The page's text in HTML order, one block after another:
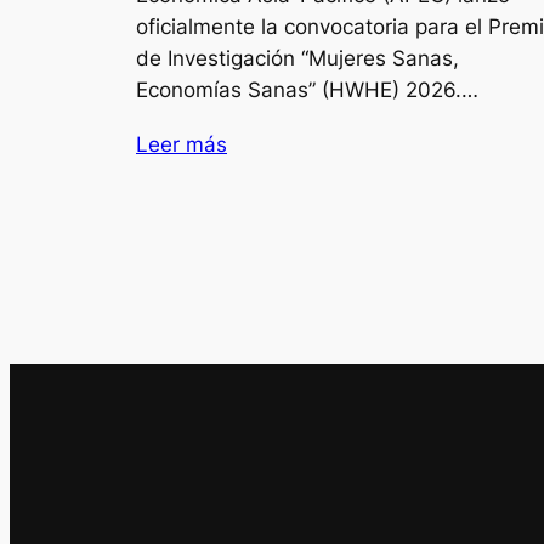
oficialmente la convocatoria para el
de Investigación “Mujeres Sanas,
Economías Sanas” (HWHE) 2026.…
Leer más